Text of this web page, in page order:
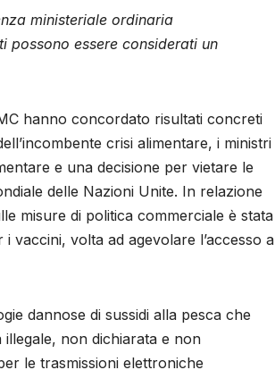
ministeriale ordinaria
possono essere considerati un
hanno concordato risultati concreti
crisi alimentare, i ministri
e una decisione per vietare le
delle Nazioni Unite. In relazione
misure di politica commerciale è stata
vaccini, volta ad agevolare l’accesso a
dannose di sussidi alla pesca che
non dichiarata e non
le trasmissioni elettroniche